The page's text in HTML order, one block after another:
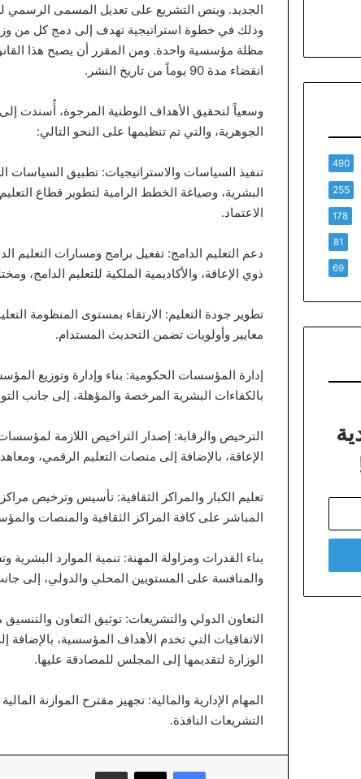
الجديد. وينص التشريع على تعديل المسمى الرسمي
وذلك في خطوة استراتيجية تهدف إلى دمج كل من
مظلة مؤسسية واحدة. ومن المقرر أن يصبح هذا
انقضاء مدة 90 يوماً من تاريخ النشر.
وسعياً لتحقيق الأهداف الوطنية المرجوة، أُسندت
الجوهرية، والتي تم تنظيمها على النحو التالي:
تنفيذ السياسات والاستراتيجيات: تطبيق السياسات
البشرية، وصياغة الخطط الرامية لتطوير قطاع
الاعتماد.
دعم التعليم الدامج: تفعيل برامج ومسارات
ذوي الإعاقة، والأكاديمية الملكية للتعليم الدامج،
تطوير جودة التعليم: الارتقاء بمستوى المنظومة
معايير وأولويات تضمن التحديث المستدام.
إدارة المؤسسات الحكومية: بناء وإدارة وتوزيع
بالكفاءات البشرية المرخصة والمؤهلة، إلى جانب
الترخيص والرقابة: إصدار التراخيص اللازمة
الإعاقة، بالإضافة إلى منصات التعليم الرقمي،
تعليم الكبار والمراكز الثقافية: تأسيس وترخيص
المباشر على كافة المراكز الثقافية والمنصات
بناء القدرات ومزاولة المهنة: تنمية الموارد
والمنافسة على المستويين المحلي والدولي، إلى
التعاون الدولي والتشريعات: توثيق التعاون
الاتفاقيات التي تخدم الأهداف المؤسسية،
الوزارة لتقديمها إلى المجلس للمصادقة عليها.
المهام الإدارية والمالية: تجهيز مقترح الموازنة
التشريعات النافذة.
فيسبوك ‫X مشاركة عبر البريد
490
255
178
81
69